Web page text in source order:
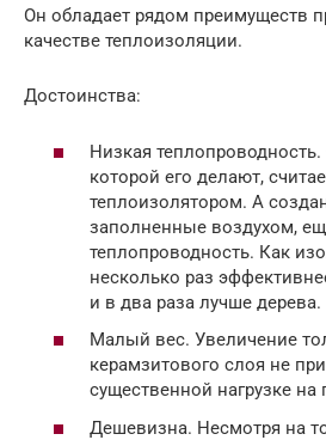
Он обладает рядом преимуществ
качестве теплоизоляции.
Достоинства:
Низкая
которой его делают,
теплоизолятором. А
заполненные воздухом,
теплопроводность. Как
несколько раз
и в два раза лучше дерева.
Малый вес. Увеличение
керамзитового слоя не
существенной нагрузке на
Дешевизна. Несмотря на